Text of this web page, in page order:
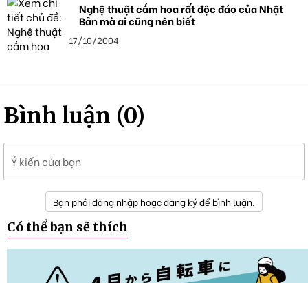
Nghệ thuật cắm hoa rất độc đáo của Nhật
Bản mà ai cũng nên biết
17/10/2004
Bình luận (0)
Ý kiến của bạn
Bạn phải đăng nhập hoặc đăng ký để bình luận.
Có thể bạn sẽ thích